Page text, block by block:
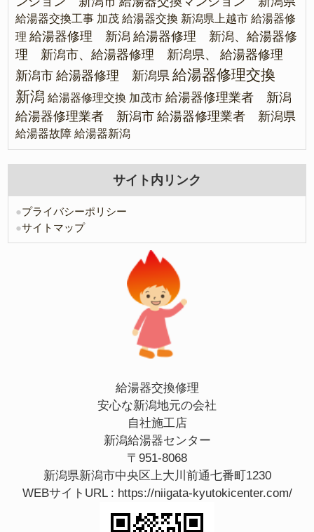
給湯器交換工事 加茂 給湯器交換 新潟県上越市 給湯器修
理 給湯器修理 新潟 給湯器修理 新潟、給湯器修
理 新潟市、給湯器修理 新潟県、
給湯器修理
新潟市 給湯器修理 新潟県 給湯器修理交換
新潟 給湯器修理交換 加茂市 給湯器修理業者 新潟
給湯器修理業者 新潟市 給湯器修理業者 新潟県
給湯器故障 給湯器新潟
サイト内リンク
●プライバシーポリシー
●サイトマップ
給湯器交換修理
安心な新潟地元の会社
自社施工店
新潟給湯器センター
〒951-8068
新潟県新潟市中央区上大川前通七番町1230
WEBサイトURL : https://niigata-kyutokicenter.com/